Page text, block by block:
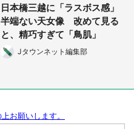
日本橋三越に「ラスボス感」
半端ない天女像 改めて見る
と、精巧すぎて「鳥肌」
Jタウンネット編集部